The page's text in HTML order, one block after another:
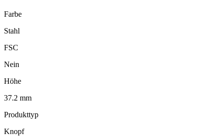
Farbe
Stahl
FSC
Nein
Höhe
37.2 mm
Produkttyp
Knopf